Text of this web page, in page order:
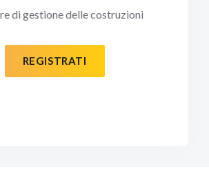
di gestione delle costruzioni
REGISTRATI